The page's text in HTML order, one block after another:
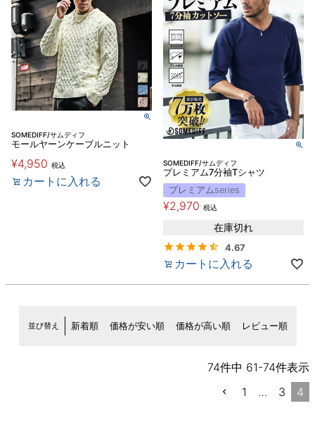
SOMEDIFF/サムディフ
モールヤーンケーブルニット
¥4,950 税込
カートに入れる
SOMEDIFF/サムディフ
プレミアム7分袖Tシャツ
プレミアムseries
¥2,970 税込
在庫切れ
4.67
カートに入れる
並び替え 新着順 価格が安い順 価格が高い順 レビュー順
74件中 61-74件表示
1
… 3 4